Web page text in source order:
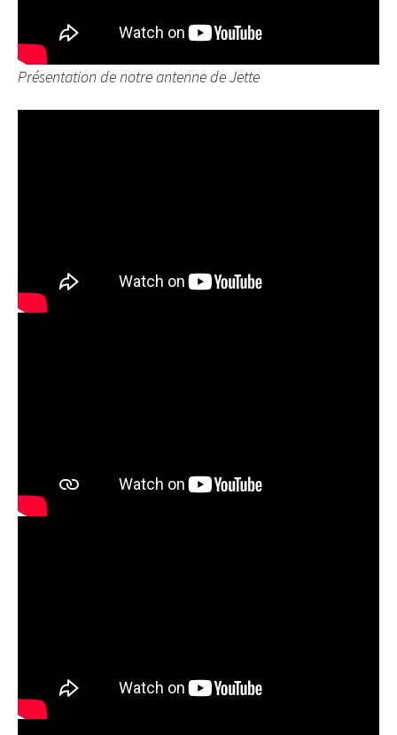
Présentation de notre antenne de Jette